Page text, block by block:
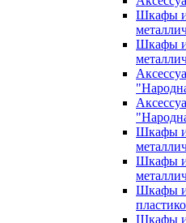
Шкафы
Шкафы
Шкафы
Шкафы
Шкафы
Шкафы